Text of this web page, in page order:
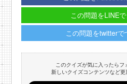
この問題をLINE
この問題をtwitterで
このクイズが気に入ったらフ
新しいクイズコンテンツなど